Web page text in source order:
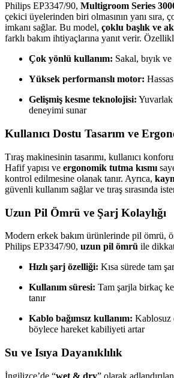
Philips EP3347/90, Multigroom Series
çekici üyelerinden biri olmasının yanı sıra,
imkanı sağlar. Bu model, çoklu başlık ve
farklı bakım ihtiyaçlarına yanıt verir.
Çok yönlü kullanım: Sakal, bıyık
Yüksek performanslı motor:
Gelişmiş kesme teknolojisi:
deneyimi sunar
Kullanıcı Dostu Tasarım ve
Tıraş makinesinin tasarımı, kullanıcı
Hafif yapısı ve ergonomik tutma kısmı
kontrol edilmesine olanak tanır. Ayrıca,
güvenli kullanım sağlar ve tıraş sırasında
Uzun Pil Ömrü ve Şarj Kolaylığı
Modern erkek bakım ürünlerinde pil ömrü,
Philips EP3347/90, uzun pil ömrü ile
Hızlı şarj özelliği: Kısa sürede tam
Kullanım süresi: Tam şarjla birkaç
tanır
Kablo bağımsız kullanım: Kablosuz
böylece hareket kabiliyeti artar
Su ve Isıya Dayanıklılık
İngilizce’de “wet & dry” olarak